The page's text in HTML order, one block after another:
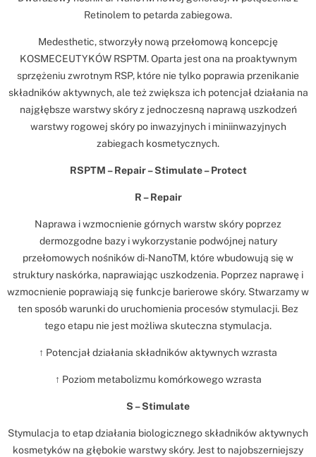
Retinolem to petarda zabiegowa.
Medesthetic, stworzyły nową przełomową koncepcję
KOSMECEUTYKÓW RSPTM. Oparta jest ona na proaktywnym
sprzężeniu zwrotnym RSP, które nie tylko poprawia przenikanie
składników aktywnych, ale też zwiększa ich potencjał działania na
najgłębsze warstwy skóry z jednoczesną naprawą uszkodzeń
warstwy rogowej skóry po inwazyjnych i miniinwazyjnych
zabiegach kosmetycznych.
RSPTM – Repair – Stimulate – Protect
R – Repair
Naprawa i wzmocnienie górnych warstw skóry poprzez
dermozgodne bazy i wykorzystanie podwójnej natury
przełomowych nośników di-NanoTM, które wbudowują się w
struktury naskórka, naprawiając uszkodzenia. Poprzez naprawę i
wzmocnienie poprawiają się funkcje barierowe skóry. Stwarzamy w
ten sposób warunki do uruchomienia procesów stymulacji. Bez
tego etapu nie jest możliwa skuteczna stymulacja.
↑ Potencjał działania składników aktywnych wzrasta
↑ Poziom metabolizmu komórkowego wzrasta
S – Stimulate
Stymulacja to etap działania biologicznego składników aktywnych
kosmetyków na głębokie warstwy skóry. Jest to najobszerniejszy